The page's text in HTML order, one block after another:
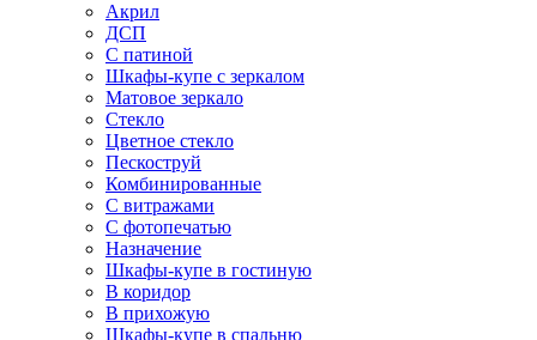
Акрил
ДСП
С патиной
Шкафы-купе с зеркалом
Матовое зеркало
Стекло
Цветное стекло
Пескоструй
Комбинированные
С витражами
С фотопечатью
Назначение
Шкафы-купе в гостиную
В коридор
В прихожую
Шкафы-купе в спальню